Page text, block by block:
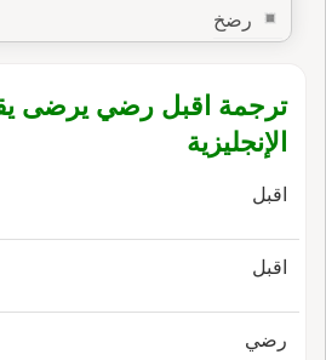
رضخ
ترجمة اقبل رضي يرضى
الإنجليزية
اقبل
اقبل
رضي